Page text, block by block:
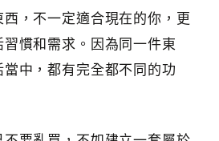
，不一定適合現在的你，更
慣和需求。因為同一件東
中，都有完全都不同的功